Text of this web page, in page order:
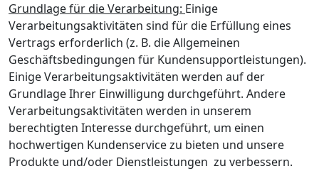
Grundlage für die Verarbeitung: Einige
Verarbeitungsaktivitäten sind für die Erfüllung eines
Vertrags erforderlich (z. B. die Allgemeinen
Geschäftsbedingungen für Kundensupportleistungen).
Einige Verarbeitungsaktivitäten werden auf der
Grundlage Ihrer Einwilligung durchgeführt. Andere
Verarbeitungsaktivitäten werden in unserem
berechtigten Interesse durchgeführt, um einen
hochwertigen Kundenservice zu bieten und unsere
Produkte und/oder Dienstleistungen zu verbessern.